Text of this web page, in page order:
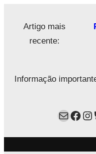
Artigo mais
recente:
Informação
Mail